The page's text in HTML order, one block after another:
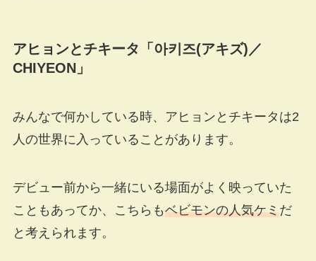
アヒョンとチキータ「아키즈(アキズ) ／
CHIYEON 」
みんなで何かしている時、アヒョンとチキータは2
人の世界に入っていることがあります。
デビュー前から一緒にいる場面がよく映っていた
こともあってか、こちらもベビモンの人気ケミだ
と考えられます。